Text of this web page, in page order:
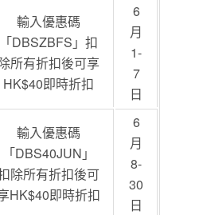
輸入優惠碼
「DBSZBFS」扣
所有折扣後可享
HK$40即時折扣
6
月
1-
7
日
輸入優惠碼
「DBS40JUN」
除所有折扣後可
HK$40即時折扣
6
月
8-
30
日